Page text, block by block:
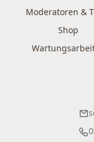
Moderatoren &
Shop